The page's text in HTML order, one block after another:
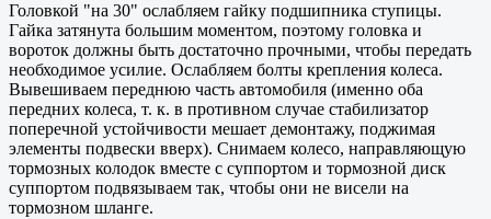
Головкой "на 30" ослабляем гайку подшипника ступицы.
Гайка затянута большим моментом, поэтому головка и
вороток должны быть достаточно прочными, чтобы передать
необходимое усилие. Ослабляем болты крепления колеса.
Вывешиваем переднюю часть автомобиля (именно оба
передних колеса, т. к. в противном случае стабилизатор
поперечной устойчивости мешает демонтажу, поджимая
элементы подвески вверх). Снимаем колесо, направляющую
тормозных колодок вместе с суппортом и тормозной диск
суппортом подвязываем так, чтобы они не висели на
тормозном шланге.